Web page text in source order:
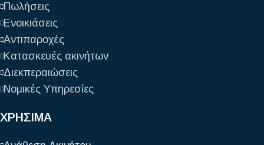
Πωλήσεις
Ενοικιάσεις
Αντιπαροχές
Κατασκευές ακινήτων
Διεκπεραιώσεις
Νομικές Υπηρεσίες
ΧΡΗΣΙΜΑ